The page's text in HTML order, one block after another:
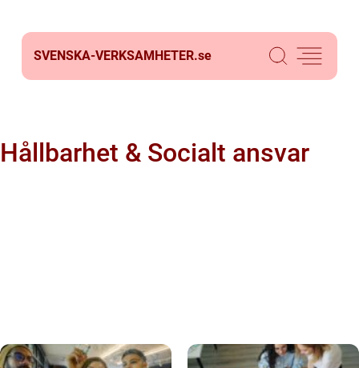
SVENSKA-VERKSAMHETER.se
Hållbarhet & Socialt ansvar